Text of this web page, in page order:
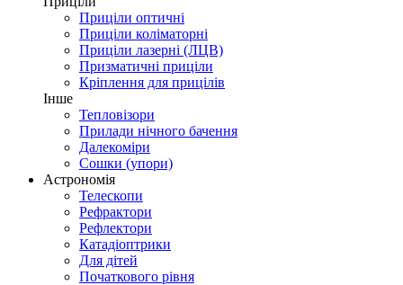
Приціли оптичні
Приціли коліматорні
Приціли лазерні (ЛЦВ)
Призматичні приціли
Кріплення для прицілів
Інше
Тепловізори
Прилади нічного бачення
Далекоміри
Сошки (упори)
Астрономія
Телескопи
Рефрактори
Рефлектори
Катадіоптрики
Для дітей
Початкового рівня